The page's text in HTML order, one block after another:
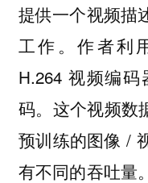
提供一个视频描
工作。作者利
H.264 视频编
码。这个视频数
预训练的图像 /
有不同的吞吐量